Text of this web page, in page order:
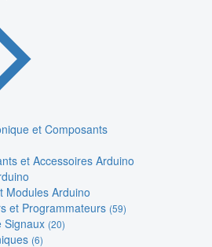
et Composants
et Accessoires Arduino
Modules Arduino
et Programmateurs (59)
Signaux (20)
(6)